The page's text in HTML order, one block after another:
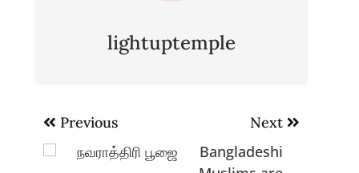
lightuptemple
Post
navigation
Previous
நவராத்திரி பூஜை
Next
Bangladeshi